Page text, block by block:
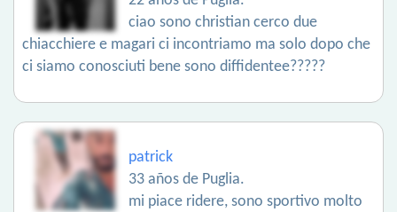
ciao sono christian cerco due
chiacchiere e magari ci incontriamo ma solo dopo che
ci siamo conosciuti bene sono diffidentee?????
patrick
33 años de Puglia.
mi piace ridere, sono sportivo molto